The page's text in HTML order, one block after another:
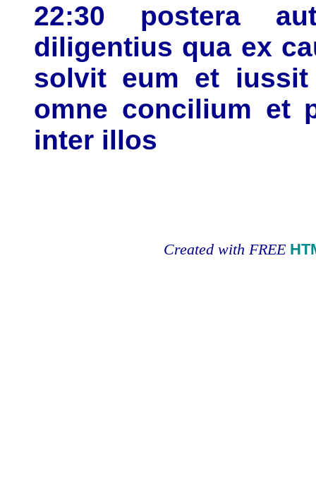
22:30 postera
diligentius qua ex
solvit eum et iussit
omne concilium et
inter illos
Created with FREE